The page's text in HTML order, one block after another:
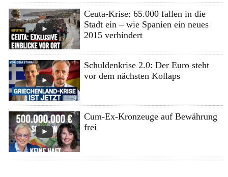
Ceuta-Krise: 65.000 fallen in die
Stadt ein – wie Spanien ein neues
2015 verhindert
Schuldenkrise 2.0: Der Euro steht
vor dem nächsten Kollaps
Cum-Ex-Kronzeuge auf Bewährung
frei